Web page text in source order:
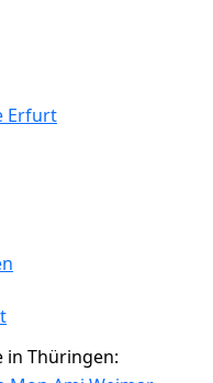
Erfurt
in Thüringen: